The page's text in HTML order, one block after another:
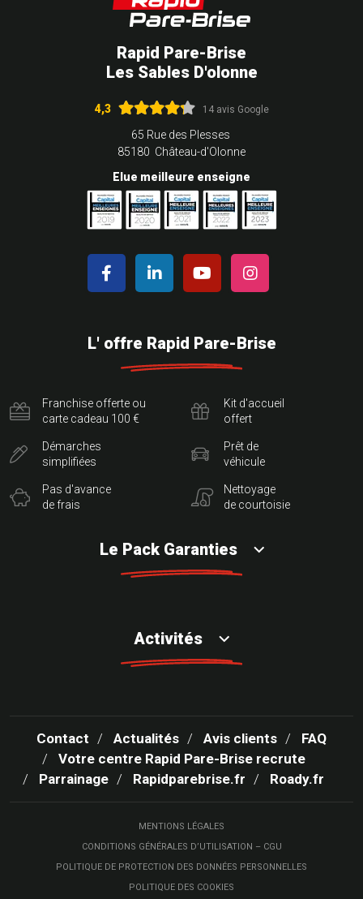
Rapid Pare-Brise
Les Sables D'olonne
4,3 14 avis Google
65 Rue des Plesses
85180 Château-d'Olonne
Elue meilleure enseigne
L' offre Rapid Pare-Brise
Franchise offerte ou
carte cadeau 100 €
Démarches
simplifiées
Pas d'avance
de frais
Kit d'accueil
offert
Prêt de
véhicule
Nettoyage
de courtoisie
Le Pack Garanties
Activités
Contact Actualités Avis clients
FAQ
Votre centre Rapid Pare-Brise recrute
Parrainage
Rapidparebrise.fr Roady.fr
MENTIONS LÉGALES
CONDITIONS GÉNÉRALES D’UTILISATION – CGU
POLITIQUE DE PROTECTION DES DONNÉES PERSONNELLES
POLITIQUE DES COOKIES